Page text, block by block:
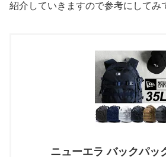
紹介していきますので参考にしてみ
ニューエラ バックパッ